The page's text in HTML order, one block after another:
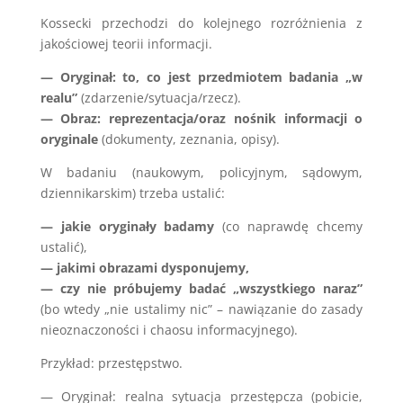
Kossecki przechodzi do kolejnego rozróżnienia z
jakościowej teorii informacji.
— Oryginał: to, co jest przedmiotem badania „w
realu”(zdarzenie/sytuacja/rzecz).
— Obraz: reprezentacja/oraz nośnik informacji o
oryginale(dokumenty, zeznania, opisy).
W badaniu (naukowym, policyjnym, sądowym,
dziennikarskim) trzeba ustalić:
— jakie oryginały badamy (co naprawdę chcemy
ustalić),
— jakimi obrazami dysponujemy,
— czy nie próbujemy badać „wszystkiego naraz”
(bo wtedy „nie ustalimy nic” – nawiązanie do zasady
nieoznaczoności i chaosu informacyjnego).
Przykład: przestępstwo.
— Oryginał: realna sytuacja przestępcza (pobicie,